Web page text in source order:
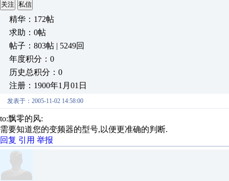
关注 私信
精华：172帖
求助：0帖
帖子：803帖 | 5249回
年度积分：0
历史总积分：0
注册：1900年1月01日
发表于：2005-11-02 14:58:00
to:飘零的风:
需要知道您的变频器的型号,以便更准确的判断.
回复 引用 举报